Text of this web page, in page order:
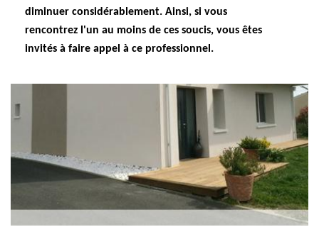
diminuer considérablement. Ainsi, si vous
rencontrez l'un au moins de ces soucis, vous êtes
invités à faire appel à ce professionnel.